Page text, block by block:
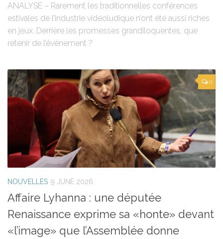
ANALYSE – Rarement les traditionnelles conférences
estivales de l’industrie vidéoludique n’ont été aussi riches
en jeux. Derrière les promesses grandiloquentes, que
retenir de l’événement ?
0
NOUVELLES 9 JUNE 2026
Affaire Lyhanna : une députée
Renaissance exprime sa «honte» devant
«l’image» que l’Assemblée donne